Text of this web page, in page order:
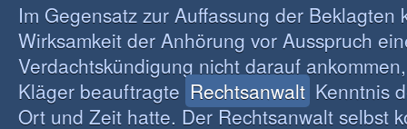
Im Gegensatz zur Auffassung der Beklagten
Wirksamkeit der Anhörung vor Ausspruch
Verdachtskündigung nicht darauf
Kläger beauftragte Rechtsanwalt Kenntnis
Ort und Zeit hatte. Der Rechtsanwalt selbst